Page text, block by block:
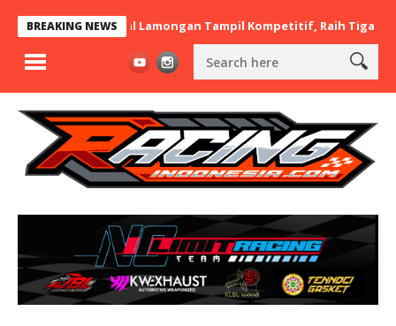
BREAKING NEWS
x BaraBere Asal Lamongan Tampil Kompetitif, Raih Tiga Podium